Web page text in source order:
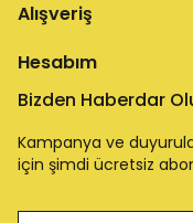
Alışveriş
Hesabım
Bizden Haberdar
Kampanya ve
için şimdi ücretsiz